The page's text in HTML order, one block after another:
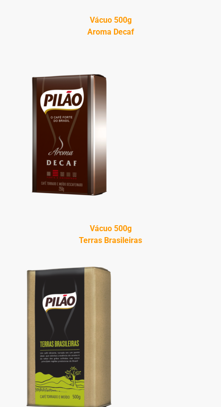
Vácuo 500g
Aroma Decaf
Vácuo 500g
Terras Brasileiras